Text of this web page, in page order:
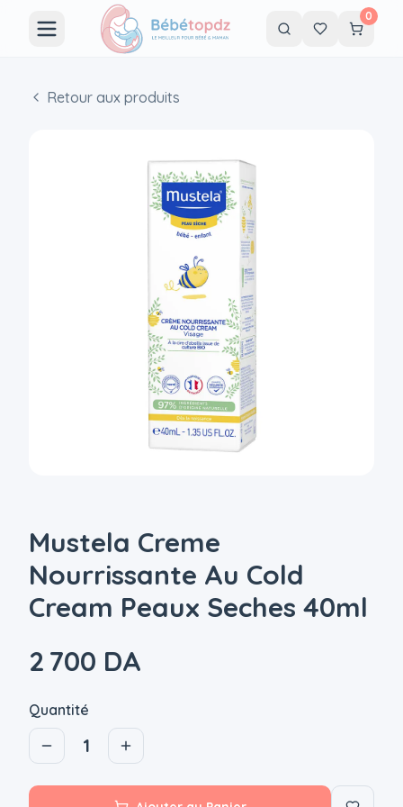
0
Retour aux produits
Mustela Creme
Nourrissante Au Cold
Cream Peaux Seches 40ml
2 700 DA
Quantité
1